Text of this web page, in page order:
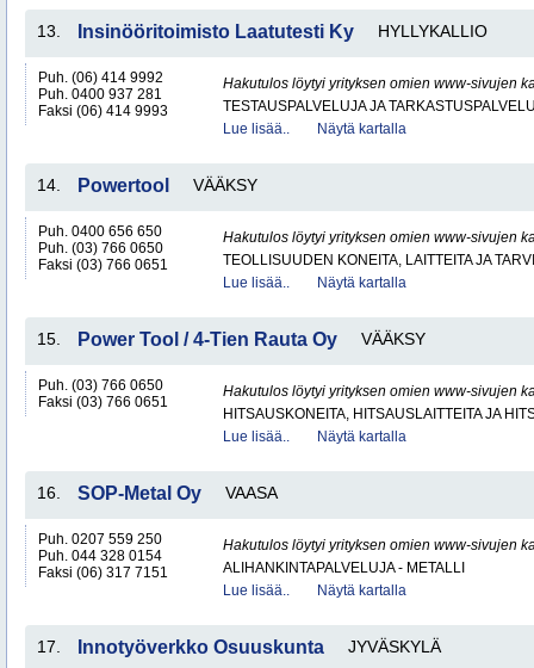
13. Insinööritoimisto Laatutesti Ky HYLLYKALLIO
Puh. (06) 414 9992
Puh. 0400 937 281
Faksi (06) 414 9993
Hakutulos löytyi yrityksen omien www-sivujen
TESTAUSPALVELUJA JA
Lue lisää..
Näytä kartalla
14. Powertool VÄÄKSY
Puh. 0400 656 650
Puh. (03) 766 0650
Faksi (03) 766 0651
Hakutulos löytyi yrityksen omien www-sivujen
TEOLLISUUDEN KONEITA, LAITTEITA JA
Lue lisää..
Näytä kartalla
15. Power Tool / 4-Tien Rauta Oy VÄÄKSY
Puh. (03) 766 0650
Faksi (03) 766 0651
Hakutulos löytyi yrityksen omien www-sivujen
HITSAUSKONEITA, HITSAUSLAITTEITA JA
Lue lisää..
Näytä kartalla
16. SOP-Metal Oy VAASA
Puh. 0207 559 250
Puh. 044 328 0154
Faksi (06) 317 7151
Hakutulos löytyi yrityksen omien www-sivujen
ALIHANKINTAPALVELUJA - METALLI
Lue lisää..
Näytä kartalla
17. Innotyöverkko Osuuskunta JYVÄSKYLÄ